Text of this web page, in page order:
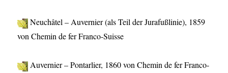
Neuchâtel – Auvernier (als Teil der Jurafußlinie), 1859
von Chemin de fer Franco-Suisse
Auvernier – Pontarlier, 1860 von Chemin de fer Franco-